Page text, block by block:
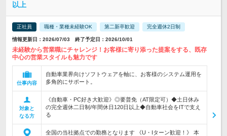
以上
正社員 職種・業種未経験OK 第二新卒歓迎 完全週休2日制
情報更新日：2026/07/03 終了予定日：2026/10/01
未経験から営業職にチャレンジ！お客様に寄り添った提案をする、既存
中心の営業スタイルも魅力です
仕事内容
自動車業界向けソフトウェアを軸に、お客様のシステム運用を
多角的にサポート。
対象と
なる方
《自動車・PC好き大歓迎》◎要普免（AT限定可）◆土日休み
の完全週休二日制/年間休日120日以上◆自動車社会をITで支え
る
全国の当社拠点での勤務となります 《U・Iターン歓迎！》 本